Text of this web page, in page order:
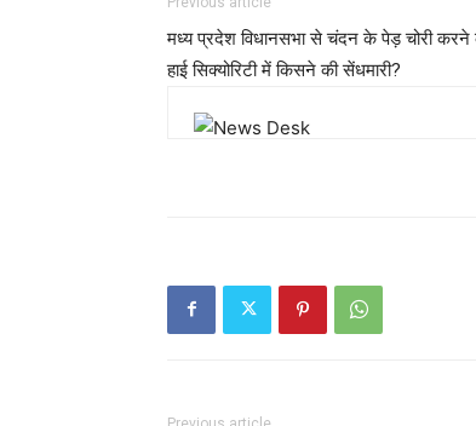
मध्य प्रदेश विधानसभा से चंदन के पेड़ चोरी करने
हाई सिक्योरिटी में किसने की सेंधमारी?